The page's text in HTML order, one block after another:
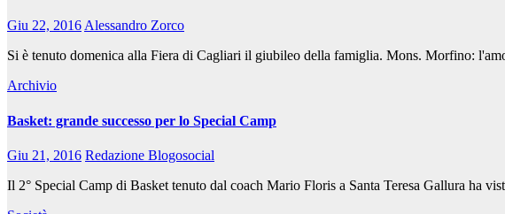
Giu 22, 2016Alessandro Zorco
Si è tenuto domenica alla Fiera di Cagliari il giubileo della famiglia. Mons. Morfino:
Archivio
Basket: grande successo per lo Special Camp
Giu 21, 2016 Redazione Blogosocial
Il 2° Special Camp di Basket tenuto dal coach Mario Floris a Santa Teresa Gallura ha